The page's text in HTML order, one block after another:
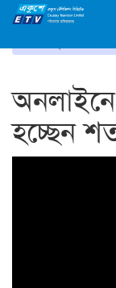
হচ্ছেন